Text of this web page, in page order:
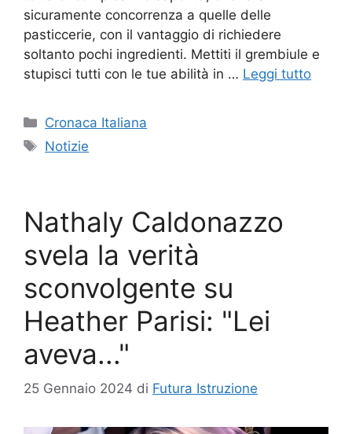
sicuramente concorrenza a quelle delle
pasticcerie, con il vantaggio di richiedere
soltanto pochi ingredienti. Mettiti il grembiule e
stupisci tutti con le tue abilità in … Leggi tutto
Categorie
Cronaca Italiana
Tag
Notizie
Nathaly Caldonazzo
svela la verità
sconvolgente su
Heather Parisi: "Lei
aveva..."
25 Gennaio 2024 di Futura Istruzione